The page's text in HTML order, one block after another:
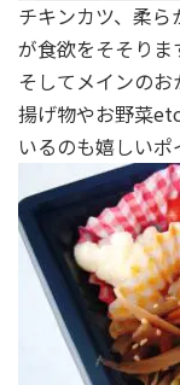
チキンカツ、柔
が食欲をそそり
そしてメインの
揚げ物やお野菜
いるのも嬉しいポ